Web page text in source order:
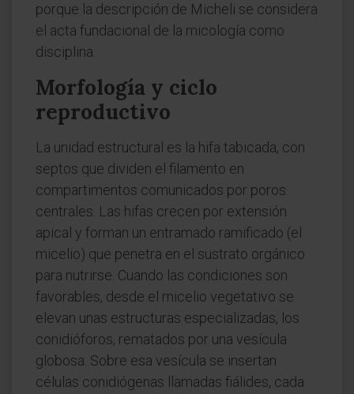
porque la descripción de Micheli se considera
el acta fundacional de la micología como
disciplina.
Morfología y ciclo
reproductivo
La unidad estructural es la hifa tabicada, con
septos que dividen el filamento en
compartimentos comunicados por poros
centrales. Las hifas crecen por extensión
apical y forman un entramado ramificado (el
micelio) que penetra en el sustrato orgánico
para nutrirse. Cuando las condiciones son
favorables, desde el micelio vegetativo se
elevan unas estructuras especializadas, los
conidióforos, rematados por una vesícula
globosa. Sobre esa vesícula se insertan
células conidiógenas llamadas fiálides, cada